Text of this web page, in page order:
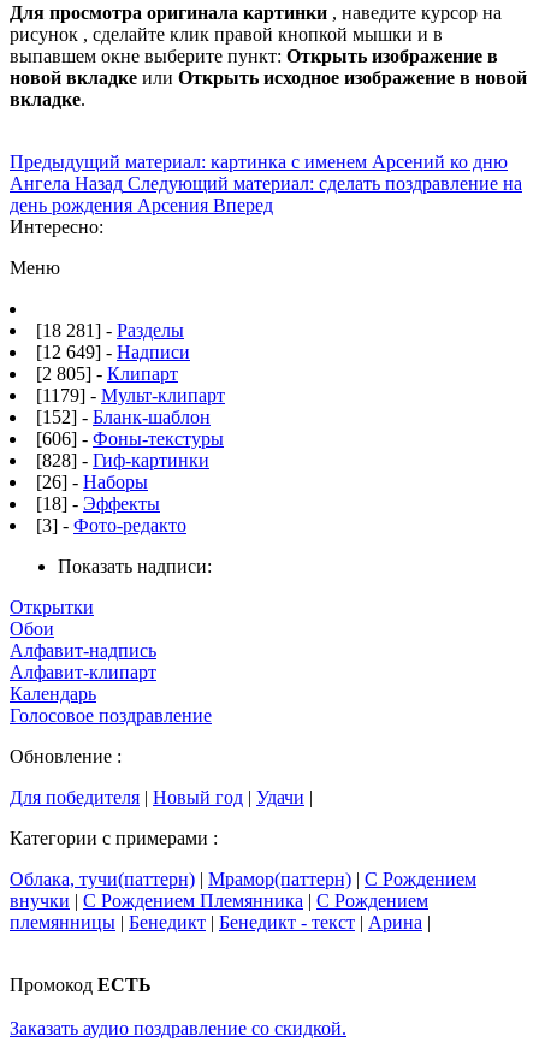
Для просмотра оригинала картинки , наведите курсор на
рисунок , сделайте клик правой кнопкой мышки и в
выпавшем окне выберите пункт: Открыть изображение в
новой вкладке или Открыть исходное изображение в новой
вкладке.
Предыдущий материал: картинка с именем Арсений ко дню
Ангела Назад Следующий материал: сделать поздравление на
день рождения Арсения Вперед
Интересно:
Меню
[18 281] - Разделы
[12 649] - Надписи
[2 805] - Клипарт
[1179] - Мульт-клипарт
[152] - Бланк-шаблон
[606] - Фоны-текстуры
[828] - Гиф-картинки
[26] - Наборы
[18] - Эффекты
[3] - Фото-редакто
Показать надписи:
Открытки
Обои
Алфавит-надпись
Алфавит-клипарт
Календарь
Голосовое поздравление
Обновление :
Для победителя | Новый год | Удачи |
Категории с примерами :
Облака, тучи(паттерн) | Мрамор(паттерн) | С Рождением
внучки | С Рождением Племянника | С Рождением
племянницы | Бенедикт | Бенедикт - текст | Арина |
Промокод ЕСТЬ
Заказать аудио поздравление со скидкой.